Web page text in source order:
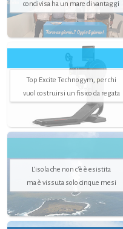
condivisa ha un mare di vantaggi
Top Excite Technogym, per chi
vuol costruirsi un fisico da regata
L’isola che non c'è è esistita
ma è vissuta solo cinque mesi